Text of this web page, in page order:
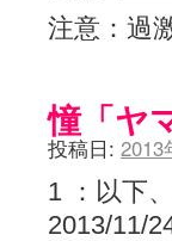
注意：過
憧「ヤ
投稿日: 2013
1 ：以下
2013/11/